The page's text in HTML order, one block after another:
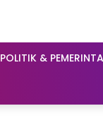
POLITIK &